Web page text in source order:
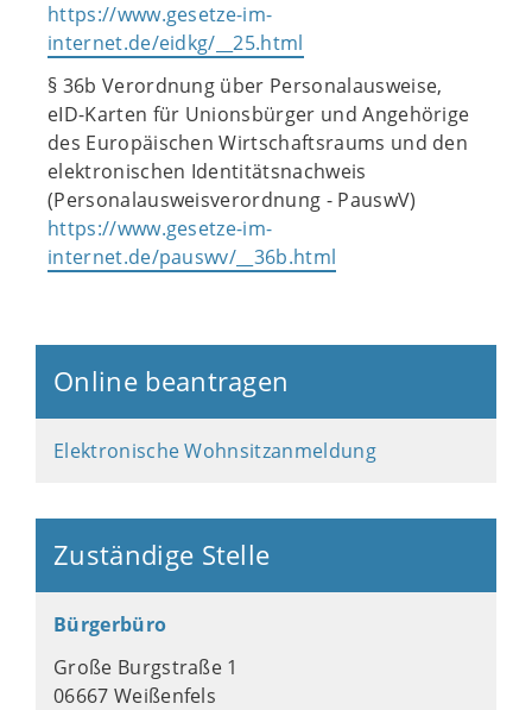
https://www.gesetze-im-
internet.de/eidkg/__25.html
§ 36b Verordnung über Personalausweise,
eID-Karten für Unionsbürger und Angehörige
des Europäischen Wirtschaftsraums und den
elektronischen Identitätsnachweis
(Personalausweisverordnung - PauswV)
https://www.gesetze-im-
internet.de/pauswv/__36b.html
Online beantragen
Elektronische Wohnsitzanmeldung
Zuständige Stelle
Bürgerbüro
Große Burgstraße 1
06667 Weißenfels